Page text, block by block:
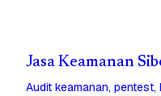
Jasa Keamanan
Audit keamanan, pentest,